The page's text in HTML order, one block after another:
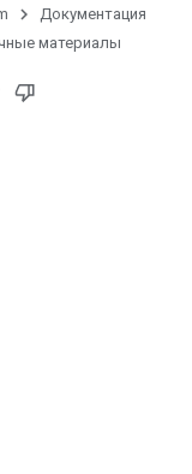
Документация
материалы